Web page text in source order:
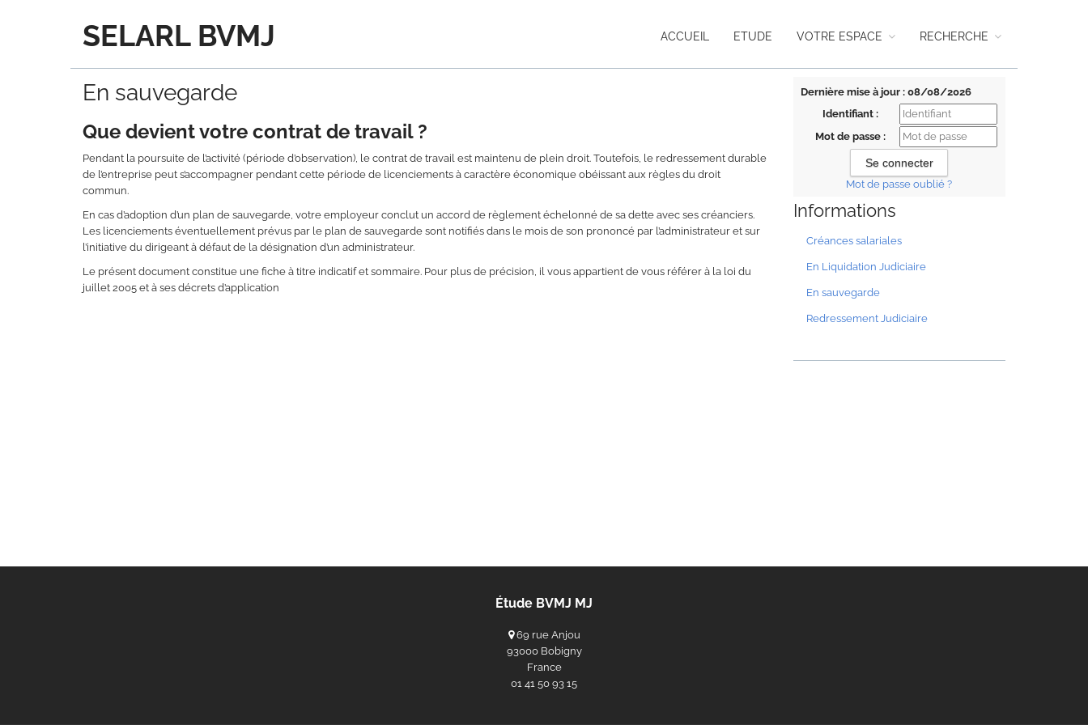
SELARL BVMJ ACCUEIL ETUDE VOTRE ESPACE RECHERCHE
Dernière mise à jour : 08/08/2026
Identifiant :
Mot de passe :
Mot de passe oublié ?
Informations
Créances salariales
En Liquidation Judiciaire
En sauvegarde
Redressement Judiciaire
En sauvegarde
Que devient votre contrat de travail ?
Pendant la poursuite de l’activité (période d’observation), le contrat de travail est maintenu de plein droit. Toutefois, le redressement durable
de l’entreprise peut s’accompagner pendant cette période de licenciements à caractère économique obéissant aux règles du droit
commun.
En cas d’adoption d’un plan de sauvegarde, votre employeur conclut un accord de règlement échelonné de sa dette avec ses créanciers.
Les licenciements éventuellement prévus par le plan de sauvegarde sont notifiés dans le mois de son prononcé par l’administrateur et sur
l’initiative du dirigeant à défaut de la désignation d’un administrateur.
Le présent document constitue une fiche à titre indicatif et sommaire. Pour plus de précision, il vous appartient de vous référer à la loi du
juillet 2005 et à ses décrets d’application
Étude BVMJ MJ
69 rue Anjou
93000 Bobigny
France
‭01 41 50 93 15‬